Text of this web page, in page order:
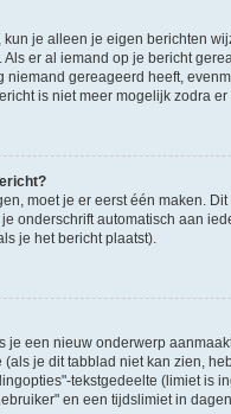
je alleen je eigen berichten
er al iemand op je bericht
gereageerd heeft,
is niet meer mogelijk zodra
moet je er eerst één maken.
onderschrift automatisch aan
je het bericht plaatst).
een nieuw onderwerp
je dit tabblad niet kan zien,
tekstgedeelte (limiet is
en een tijdslimiet in